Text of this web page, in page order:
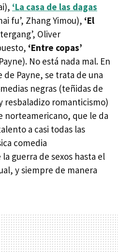
‘La casa de las dagas
fu’, Zhang Yimou), ‘El
Oliver
‘Entre copas’
No está nada mal. En
Payne, se trata de una
negras (teñidas de
resbaladizo romanticismo)
norteamericano, que le da
a casi todas las
comedia
guerra de sexos hasta el
y siempre de manera